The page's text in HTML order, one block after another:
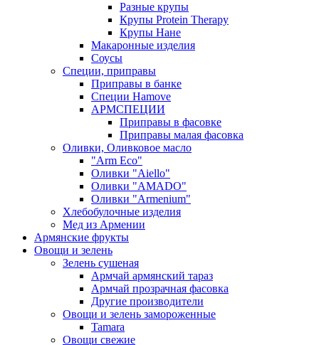
Разные крупы
Крупы Protein Therapy
Крупы Нане
Макаронные изделия
Соусы
Специи, приправы
Приправы в банке
Специи Hamove
АРМСПЕЦИИ
Приправы в фасовке
Приправы малая фасовка
Оливки, Оливковое масло
"Arm Eco"
Оливки "Aiello"
Оливки "AMADO"
Оливки "Armenium"
Хлебобулочные изделия
Мед из Армении
Армянские фрукты
Овощи и зелень
Зелень сушеная
Армчай армянский тараз
Армчай прозрачная фасовка
Другие производители
Овощи и зелень замороженные
Tamara
Овощи свежие